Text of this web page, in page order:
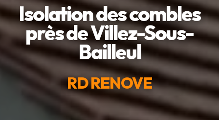
Isolation des combles
près de Villez-Sous-
Bailleul
RD RENOVE